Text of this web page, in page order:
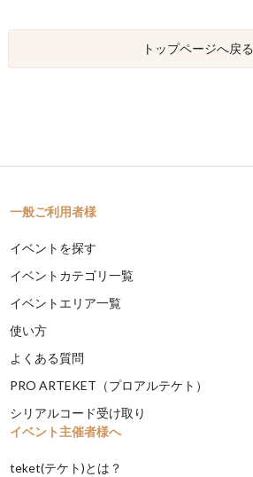
トップページへ戻る
一般ご利用者様
イベントを探す
イベントカテゴリ一覧
イベントエリア一覧
使い方
よくある質問
PRO ARTEKET（プロアルテケト）
シリアルコード受け取り
イベント主催者様へ
teket(テケト)とは？